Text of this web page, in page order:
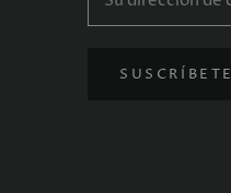
SUSCRÍBETE